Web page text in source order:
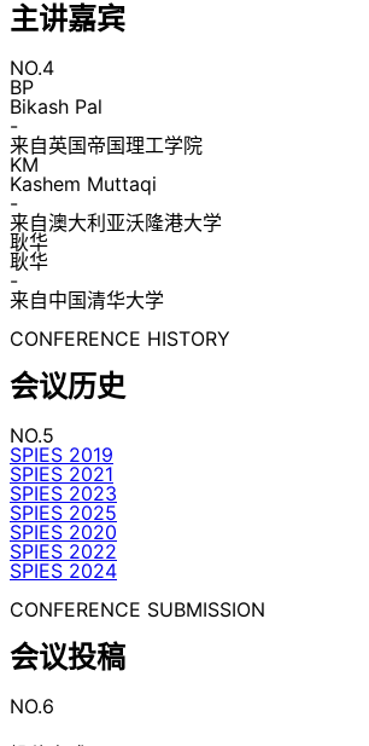
主讲嘉宾
NO.4
BP
Bikash Pal
-
来自英国帝国理工学院
KM
Kashem Muttaqi
-
来自澳大利亚沃隆港大学
耿华
耿华
-
来自中国清华大学
CONFERENCE HISTORY
会议历史
NO.5
SPIES 2019
SPIES 2021
SPIES 2023
SPIES 2025
SPIES 2020
SPIES 2022
SPIES 2024
CONFERENCE SUBMISSION
会议投稿
NO.6